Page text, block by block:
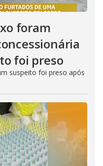
foram
foi preso
suspeito foi preso após